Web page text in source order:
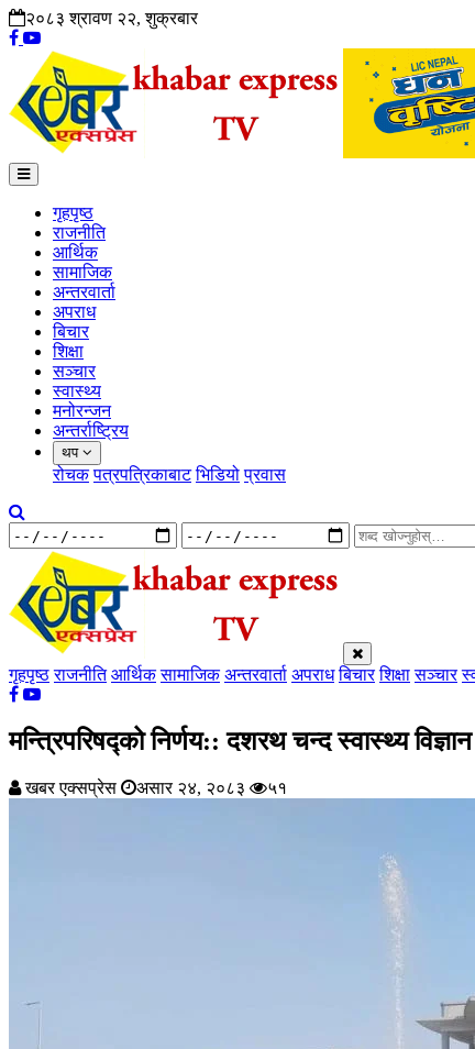
२०८३ श्रावण २२, शुक्रबार
गृहपृष्ठ
राजनीति
आर्थिक
सामाजिक
अन्तरवार्ता
अपराध
बिचार
शिक्षा
सञ्चार
स्वास्थ्य
मनोरन्जन
अन्तर्राष्ट्रिय
थप
रोचक पत्रपत्रिकाबाट भिडियो प्रवास
गृहपृष्ठ राजनीति आर्थिक सामाजिक अन्तरवार्ता अपराध बिचार शिक्षा सञ्चार
मन्त्रिपरिषद्को निर्णय:: दशरथ चन्द स्वास्थ्य
खबर एक्सप्रेस असार २४, २०८३ ५१